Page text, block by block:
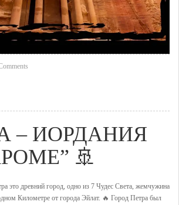
– ИОРДАНИЯ
🚢
это древний город, одно из 7 Чудес Света, жемчужина
Километре от города Эйлат. 🔥 Город Петра был